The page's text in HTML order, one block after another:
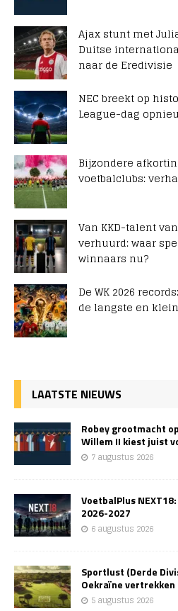
Ajax stunt met
Duitse
naar de Eredivisie
NEC breekt op
League-dag
Bijzondere
voetbalclubs:
Van KKD-talent
verhuurd: waar
winnaars nu?
De WK 2026
de langste en
LAATSTE NIEUWS
Robey grootmacht
Willem II kiest juist
7 augustus 2026
VoetbalPlus
2026-2027
6 augustus 2026
Sportlust (Derde
Oekraïne vertrekken
5 augustus 2026